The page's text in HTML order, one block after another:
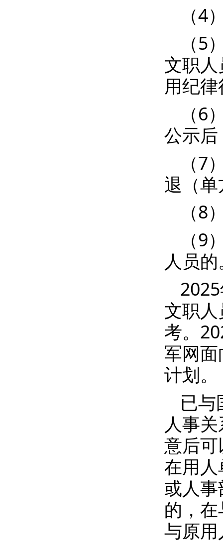
（
（
文职
用纪
（
公示
（
退（
（8
（
人员
文职
考。
军网
计划。
已与
人事
意后
在用
或人
的，
与原